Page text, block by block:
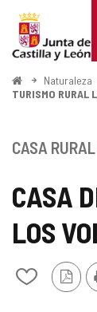
Portal
de
Turismo
de
Castilla
León
InicioNaturaleza
TURISMO RURAL
CASA
LOS
Añadir/
PDF
CASA RURAL